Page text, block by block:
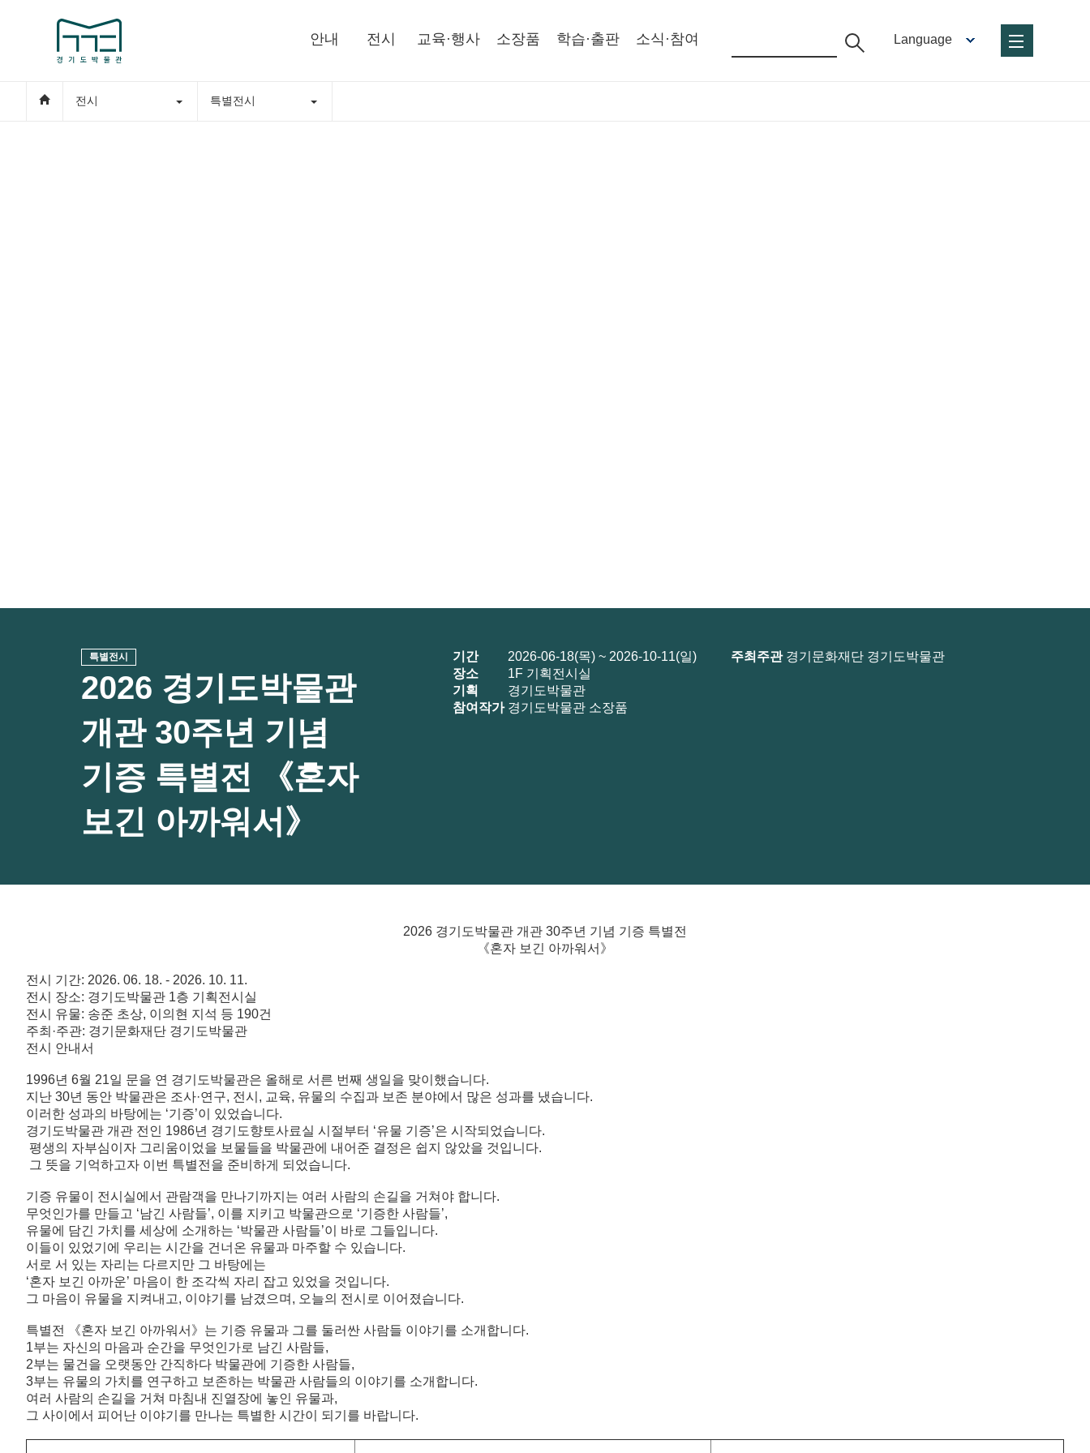
안내 전시 교육·행사 소장품 학습·출판 소식·참여 Language
전시 특별전시
특별전시
2026 경기도박물관
개관 30주년 기념
기증 특별전 《혼자
보긴 아까워서》
기간
2026-06-18(목) ~ 2026-10-11(일)
장소
1F 기획전시실
기획
경기도박물관
참여작가 경기도박물관 소장품
주최주관 경기문화재단 경기도박물관
2026 경기도박물관 개관 30주년 기념 기증 특별전
《혼자 보긴 아까워서》
전시 기간: 2026. 06. 18. - 2026. 10. 11.
전시 장소: 경기도박물관 1층 기획전시실
전시 유물: 송준 초상, 이의현 지석 등 190건
주최·주관: 경기문화재단 경기도박물관
전시 안내서
1996년 6월 21일 문을 연 경기도박물관은 올해로 서른 번째 생일을 맞이했습니다.
지난 30년 동안 박물관은 조사·연구, 전시 , 교육, 유물의 수집과 보존 분야에서 많은 성과를 냈습니다.
이러한 성과의 바탕에는 ‘기증’이 있었습니다.
경기도박물관 개관 전인 1986년 경기도향토사료실 시절부터 ‘유물 기증’은 시작되었습니다.
평생의 자부심이자 그리움이었을 보물들을 박물관에 내어준 결정은 쉽지 않았을 것입니다.
그 뜻을 기억하고자 이번 특별전을 준비하게 되었습니다.
기증 유물이 전시실에서 관람객을 만나기까지는 여러 사람의 손길을 거쳐야 합니다.
무엇인가를 만들고 ‘남긴 사람들’, 이를 지키고 박물관으로 ‘기증한 사람들’,
유물에 담긴 가치를 세상에 소개하는 ‘박물관 사람들’이 바로 그들입니다.
이들이 있었기에 우리는 시간을 건너온 유물과 마주할 수 있습니다.
서로 서 있는 자리는 다르지만 그 바탕에는
‘혼자 보긴 아까운’ 마음이 한 조각씩 자리 잡고 있었을 것입니다.
그 마음이 유물을 지켜내고, 이야기를 남겼으며 , 오늘의 전시로 이어졌습니다.
특별전 《혼자 보긴 아까워서》는 기증 유물과 그를 둘러싼 사람들 이야기를 소개합니다.
1부는 자신의 마음과 순간을 무엇인가로 남긴 사람들,
2부는 물건을 오랫동안 간직하다 박물관에 기증한 사람들,
3부는 유물의 가치를 연구하고 보존하는 박물관 사람들의 이야기를 소개합니다.
여러 사람의 손길을 거쳐 마침내 진열장에 놓인 유물과,
그 사이에서 피어난 이야기를 만나는 특별한 시간이 되기를 바랍니다.